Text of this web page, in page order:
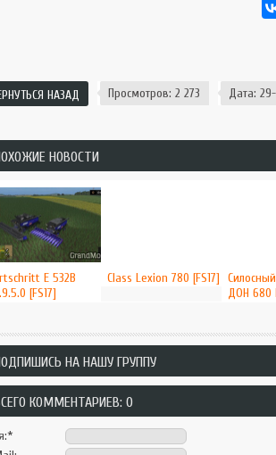
НАЗАД Просмотров: 2 273 Дата: 29-
НОВОСТИ
E 532B
[FS17]
Class Lexion 780 [FS17]
ДОН 680
НА НАШУ ГРУППУ
КОММЕНТАРИЕВ: 0
*